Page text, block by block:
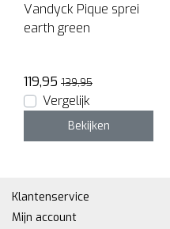
Vandyck Pique sprei
earth green
119,95 139,95
Vergelijk
Bekijken
Klantenservice
Mijn account